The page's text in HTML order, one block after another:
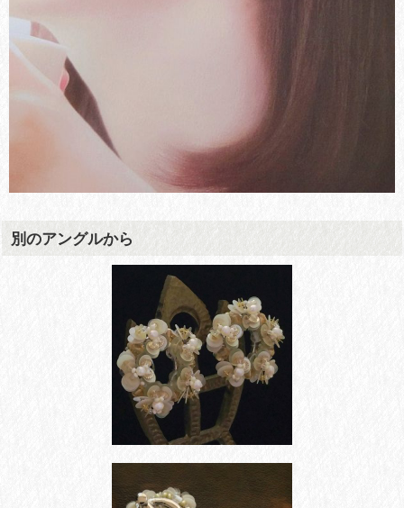
別のアングルから